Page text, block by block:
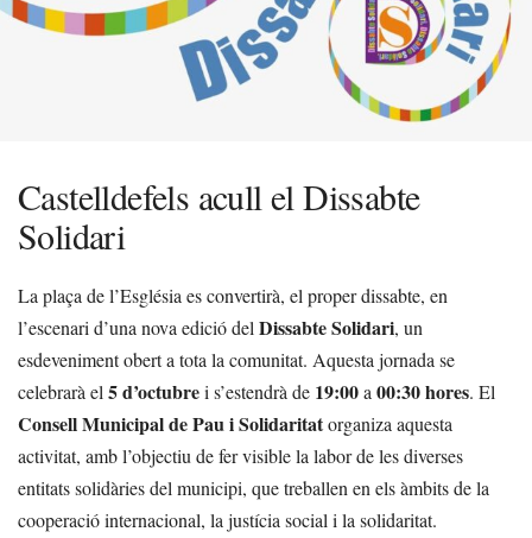
Castelldefels acull el Dissabte
Solidari
La plaça de l’Església es convertirà, el proper dissabte, en
l’escenari d’una nova edició del Dissabte Solidari, un
esdeveniment obert a tota la comunitat. Aquesta jornada se
celebrarà el 5 d’octubrei s’estendrà de 19:00a 00:30 hores. El
Consell Municipal de Pau i Solidaritatorganiza aquesta
activitat, amb l’objectiu de fer visible la labor de les diverses
entitats solidàries del municipi, que treballen en els àmbits de la
cooperació internacional, la justícia social i la solidaritat.